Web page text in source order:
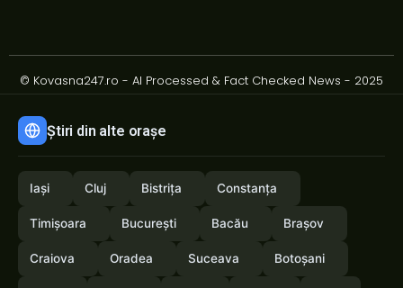
© Kovasna247.ro - AI Processed & Fact Checked News - 2025
Știri din alte orașe
Iași Cluj Bistrița Constanța
Timișoara București Bacău Brașov
Craiova Oradea Suceava Botoșani